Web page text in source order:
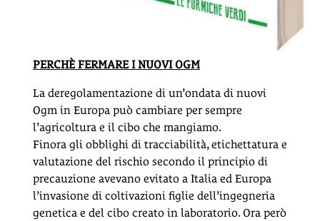
PERCHÈ FERMARE I NUOVI OGM
La deregolamentazione di un’ondata di nuovi
Ogm in Europa può cambiare per sempre
l’agricoltura e il cibo che mangiamo.
Finora gli obblighi di tracciabilità, etichettatura e
valutazione del rischio secondo il principio di
precauzione avevano evitato a Italia ed Europa
l’invasione di coltivazioni figlie dell’ingegneria
genetica e del cibo creato in laboratorio. Ora però